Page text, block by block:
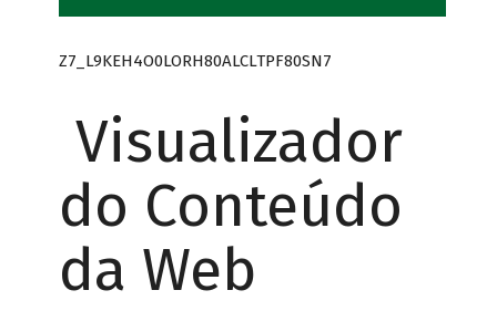
Z7_L9KEH4O0LORH80ALCLTPF80SN7
Visualizador
do Conteúdo
da Web